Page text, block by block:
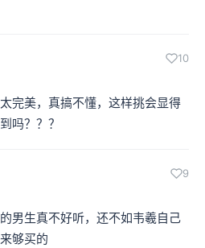
10
完美，真搞不懂，这样挑会显得
吗？？？
9
男生真不好听，还不如韦羲自己
够买的